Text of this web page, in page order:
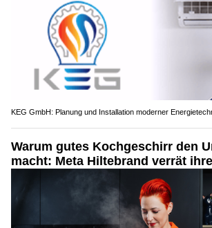
KEG GmbH: Planung und Installation moderner
Warum gutes Kochgeschirr den
macht: Meta Hiltebrand verrät